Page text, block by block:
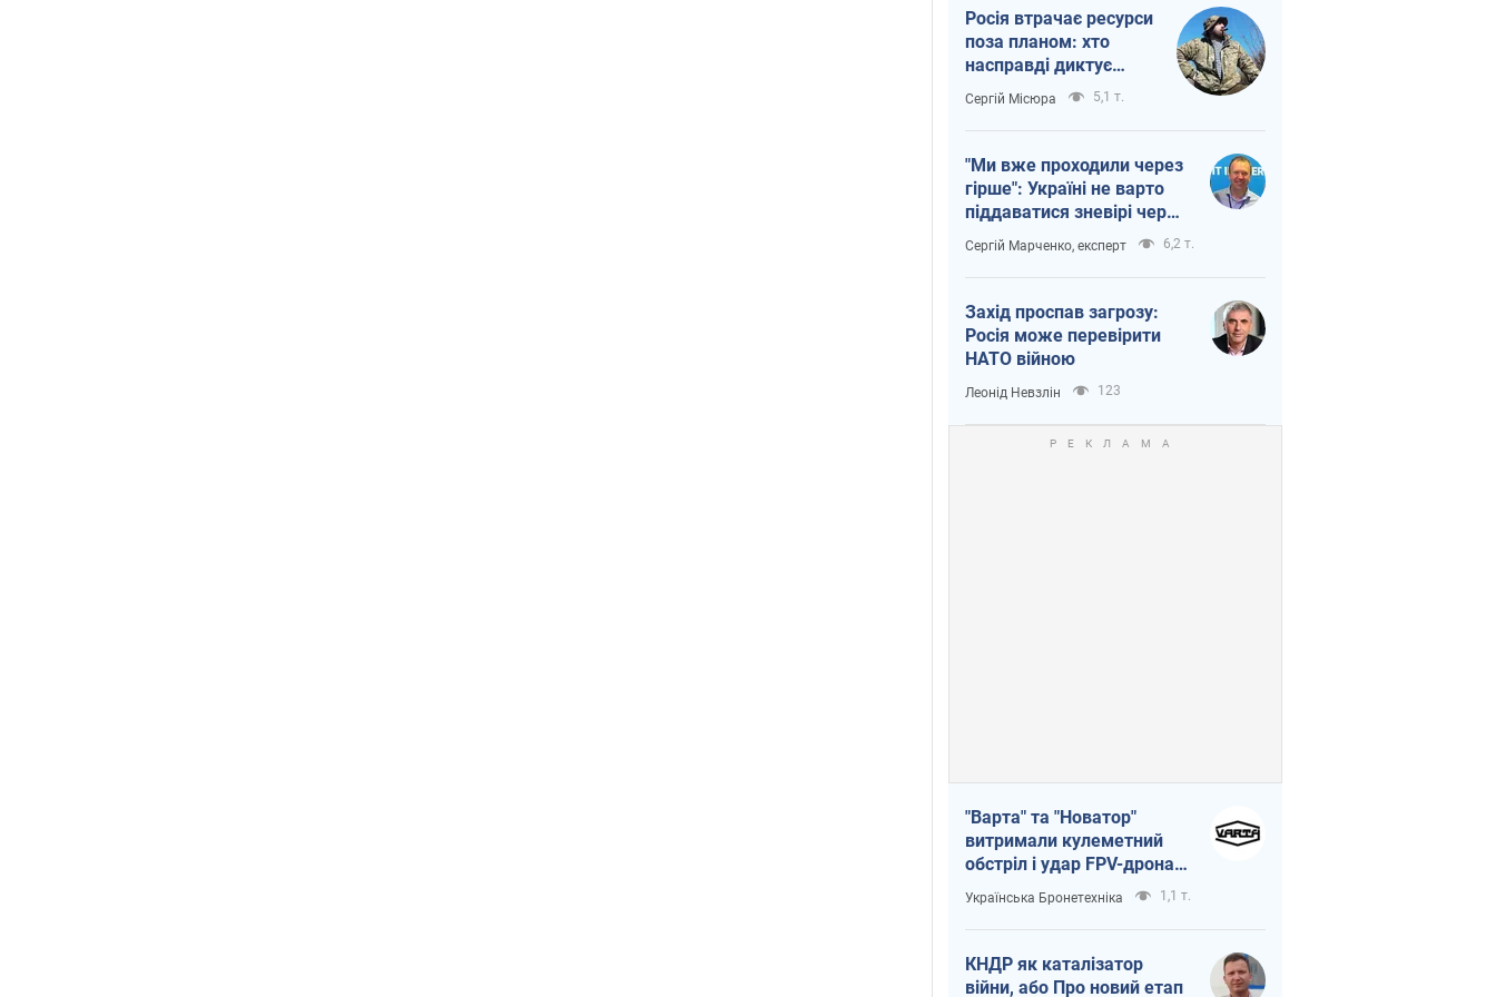
Росія втрачає ресурси
поза планом: хто
насправді диктує
темп війни
Сергій Місюра 5,1 т.
"Ми вже проходили через
гірше": Україні не варто
піддаватися зневірі через
ракетний терор
Сергій Марченко, експерт 6,2 т.
Захід проспав загрозу:
Росія може перевірити
НАТО війною
Леонід Невзлін 123
"Варта" та "Новатор"
витримали кулеметний
обстріл і удар FPV-дрона,
врятувавши життя
офіцеру ЗСУ
Українська Бронетехніка 1,1 т.
КНДР як каталізатор
війни, або Про новий етап